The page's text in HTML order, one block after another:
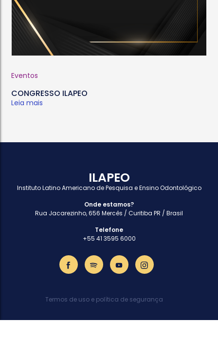
Eventos
CONGRESSO ILAPEO
Leia mais
ILAPEO
Instituto Latino Americano de Pesquisa e Ensino Odontológico
Onde estamos?
Rua Jacarezinho, 656 Mercês / Curitiba PR / Brasil
Telefone
+55 41 3595 6000
Termos de uso e política de segurança